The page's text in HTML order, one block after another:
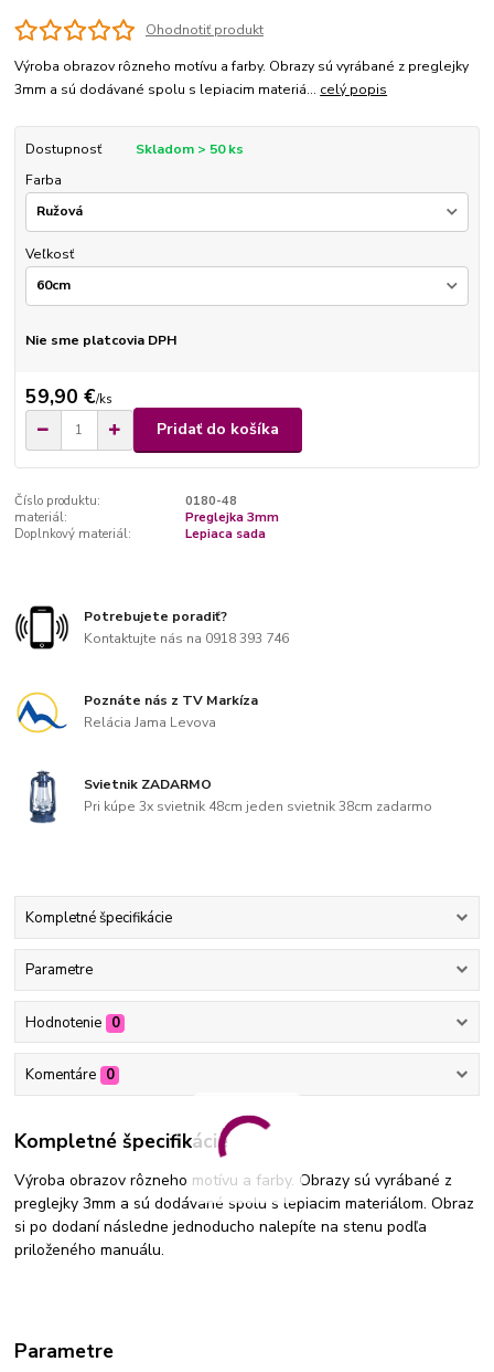
Ohodnotiť produkt
Výroba obrazov rôzneho motívu a farby. Obrazy sú vyrábané z preglejky
3mm a sú dodávané spolu s lepiacim materiá... celý popis
Dostupnosť
Skladom > 50 ks
Farba
Veľkosť
Nie sme platcovia DPH
59,90 €/ks
Pridať do košíka
Číslo produktu:
0180-48
materiál:
Preglejka 3mm
Doplnkový materiál:
Lepiaca sada
Potrebujete poradiť?
Kontaktujte nás na 0918 393 746
Poznáte nás z TV Markíza
Relácia Jama Levova
Svietnik ZADARMO
Pri kúpe 3x svietnik 48cm jeden svietnik 38cm zadarmo
Kompletné špecifikácie
Parametre
Hodnotenie 0
Komentáre 0
Kompletné špecifikácie
Výroba obrazov rôzneho motívu a farby. Obrazy sú vyrábané z
preglejky 3mm a sú dodávané spolu s lepiacim materiálom. Obraz
si po dodaní následne jednoducho nalepíte na stenu podľa
priloženého manuálu.
Parametre